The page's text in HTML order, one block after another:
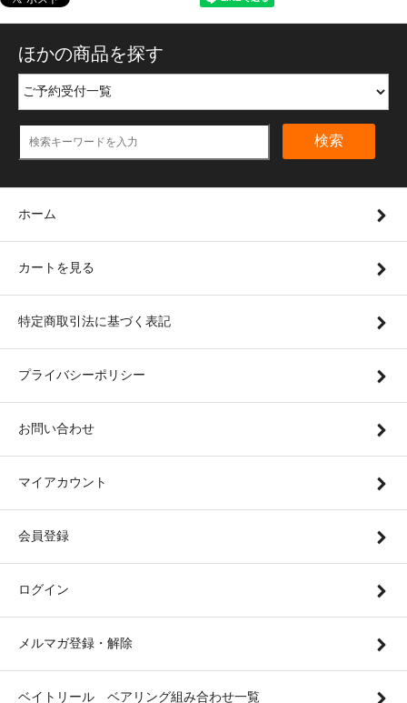
ほかの商品を探す
検索
ホーム
カートを見る
特定商取引法に基づく表記
プライバシーポリシー
お問い合わせ
マイアカウント
会員登録
ログイン
メルマガ登録・解除
ベイトリール ベアリング組み合わせ一覧